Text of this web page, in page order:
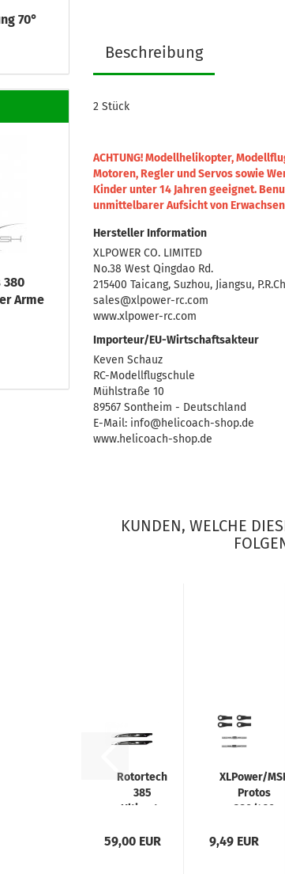
Beschreibung
2 Stück
ACHTUNG! Modellhelikopter,
Motoren, Regler und Servos sowie
Kinder unter 14 Jahren geeignet.
unmittelbarer Aufsicht von
Hersteller Information
XLPOWER CO. LIMITED
No.38 West Qingdao Rd.
215400 Taicang, Suzhou, Jiangsu,
sales@xlpower-rc.com
www.xlpower-rc.com
Importeur/EU-Wirtschaftsakteur
Keven Schauz
RC-Modellflugschule
Mühlstraße 10
89567 Sontheim - Deutschland
E-Mail: info@helicoach-shop.de
www.helicoach-shop.de
KUNDEN, WELCHE
Rotortech
385
Ultimate
59,00 EUR
XLPower/MSH
Protos
380/420
Gestänge f.
9,49 EUR
70°
380
Arme